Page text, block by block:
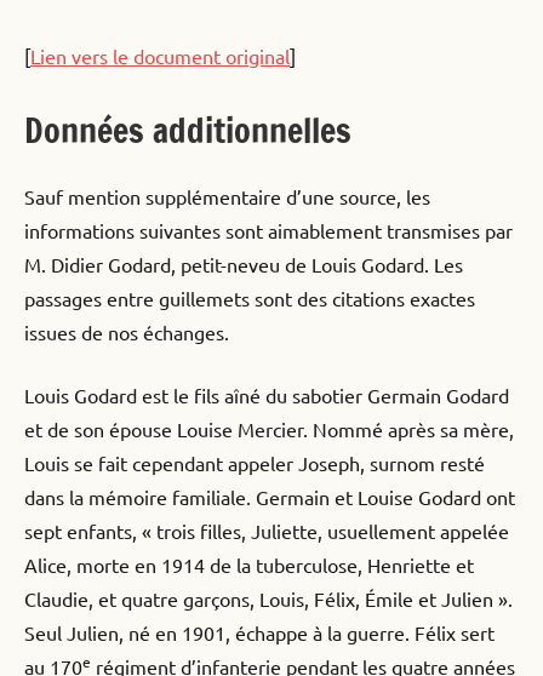
[Lien vers le document original]
Données additionnelles
Sauf mention supplémentaire d’une source, les
informations suivantes sont aimablement transmises par
M. Didier Godard, petit-neveu de Louis Godard. Les
passages entre guillemets sont des citations exactes
issues de nos échanges.
Louis Godard est le fils aîné du sabotier Germain Godard
et de son épouse Louise Mercier. Nommé après sa mère,
Louis se fait cependant appeler Joseph, surnom resté
dans la mémoire familiale. Germain et Louise Godard ont
sept enfants, « trois filles, Juliette, usuellement appelée
Alice, morte en 1914 de la tuberculose, Henriette et
Claudie, et quatre garçons, Louis, Félix, Émile et Julien ».
Seul Julien, né en 1901, échappe à la guerre. Félix sert
au 170e régiment d’infanterie pendant les quatre années